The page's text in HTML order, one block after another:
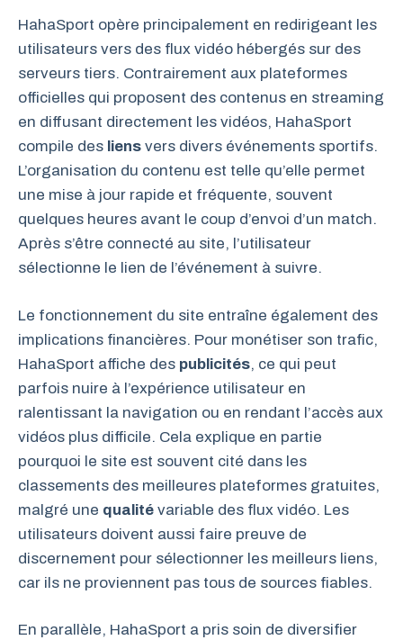
HahaSport opère principalement en redirigeant les
utilisateurs vers des flux vidéo hébergés sur des
serveurs tiers. Contrairement aux plateformes
officielles qui proposent des contenus en streaming
en diffusant directement les vidéos, HahaSport
compile des liens vers divers événements sportifs.
L’organisation du contenu est telle qu’elle permet
une mise à jour rapide et fréquente, souvent
quelques heures avant le coup d’envoi d’un match.
Après s’être connecté au site, l’utilisateur
sélectionne le lien de l’événement à suivre.
Le fonctionnement du site entraîne également des
implications financières. Pour monétiser son trafic,
HahaSport affiche des publicités, ce qui peut
parfois nuire à l’expérience utilisateur en
ralentissant la navigation ou en rendant l’accès aux
vidéos plus difficile. Cela explique en partie
pourquoi le site est souvent cité dans les
classements des meilleures plateformes gratuites,
malgré une qualité variable des flux vidéo. Les
utilisateurs doivent aussi faire preuve de
discernement pour sélectionner les meilleurs liens,
car ils ne proviennent pas tous de sources fiables.
En parallèle, HahaSport a pris soin de diversifier